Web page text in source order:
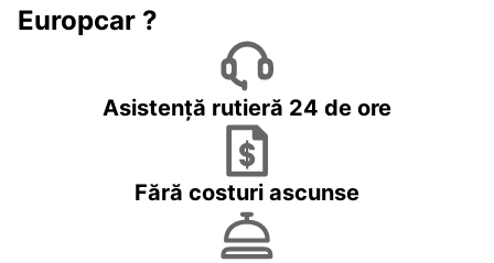
Europcar ?
Asistență rutieră 24 de ore
Fără costuri ascunse